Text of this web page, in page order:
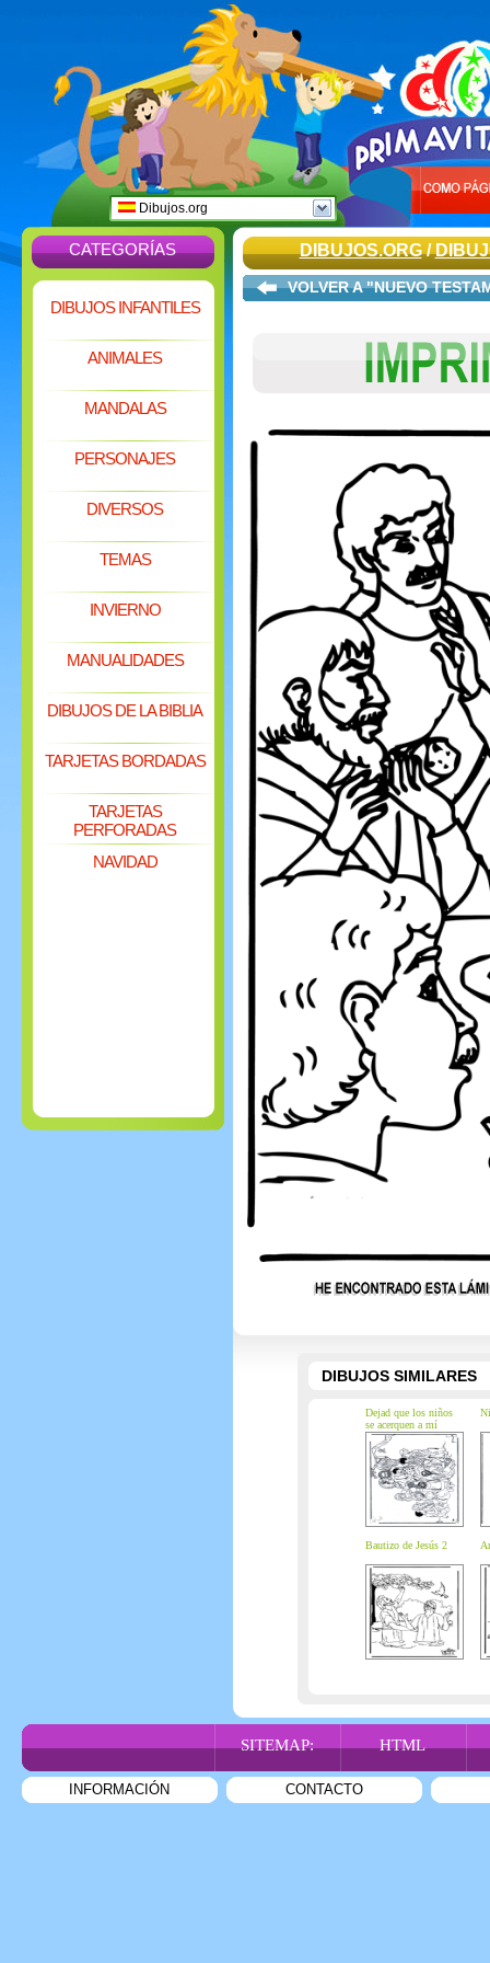
Dibujos.org
CATEGORÍAS
DIBUJOS INFANTILES
ANIMALES
MANDALAS
PERSONAJES
DIVERSOS
TEMAS
INVIERNO
MANUALIDADES
DIBUJOS DE LA BIBLIA
TARJETAS BORDADAS
TARJETAS
PERFORADAS
NAVIDAD
DIBUJOS.ORG/
VOLVER A "NUEVO
DIBUJOS SIMILARES
Dejad que los niños
se acerquen a mí
Bautizo de Jesús 2
SITEMAP: HTML
INFORMACIÓN CONTACTO